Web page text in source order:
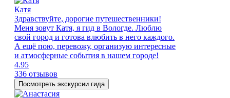
Катя
Здравствуйте, дорогие путешественники!
Меня зовут Катя, я гид в Вологде. Люблю
свой город и готова влюбить в него каждого.
А ещё пою, перевожу, организую интересные
и атмосферные события в нашем городе!
4.95
336 отзывов
Посмотреть экскурсии гида